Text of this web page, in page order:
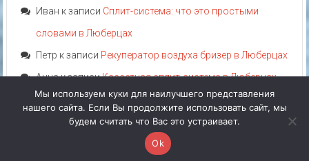
Иван к записи Сплит-система: что это простыми
словами в Люберцах
Петр к записи Рекуператор воздуха бризер в Люберцах
Аннак записиКассетная сплит-система в Люберцах
Акция!Категории Теги АттрибутыПроизводители
Мы используем куки для наилучшего представления
нашего сайта. Если Вы продолжите использовать сайт, мы
будем считать что Вас это устраивает.
Ok